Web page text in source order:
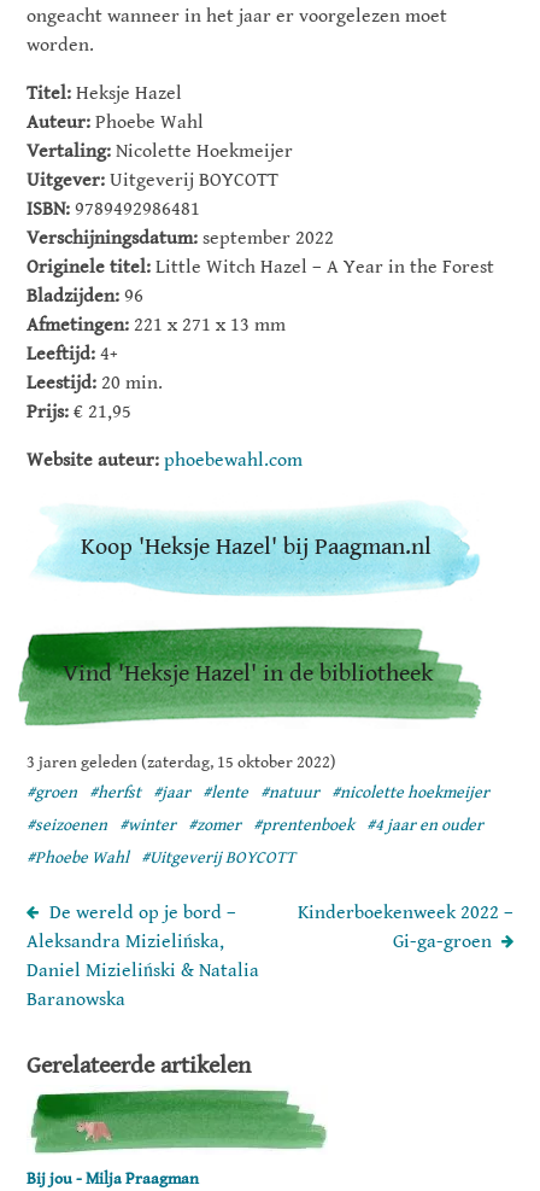
ongeacht wanneer in het jaar er voorgelezen moet
worden.
Titel: Heksje Hazel
Auteur: Phoebe Wahl
Vertaling: Nicolette Hoekmeijer
Uitgever: Uitgeverij BOYCOTT
ISBN: 9789492986481
Verschijningsdatum:september 2022
Originele titel: Little Witch Hazel – A Year in the Forest
Bladzijden: 96
Afmetingen: 221 x 271 x 13 mm
Leeftijd: 4+
Leestijd: 20 min.
Prijs:€ 21,95
Website auteur: phoebewahl.com
Koop 'Heksje Hazel' bij Paagman.nl
Vind 'Heksje Hazel' in de bibliotheek
3 jaren geleden (zaterdag, 15 oktober 2022)
#groen
#herfst #jaar #lente #natuur
#nicolette hoekmeijer
#seizoenen
#winter #zomer #prentenboek
#4 jaar en ouder
#Phoebe Wahl
#Uitgeverij BOYCOTT
De wereld op je bord –
Aleksandra Mizielińska,
Daniel Mizieliński & Natalia
Baranowska
Kinderboekenweek 2022 –
Gi-ga-groen
Gerelateerde artikelen
Bij jou - Milja Praagman